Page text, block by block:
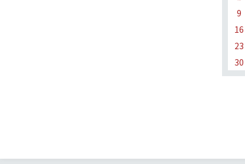
9
16
23
30